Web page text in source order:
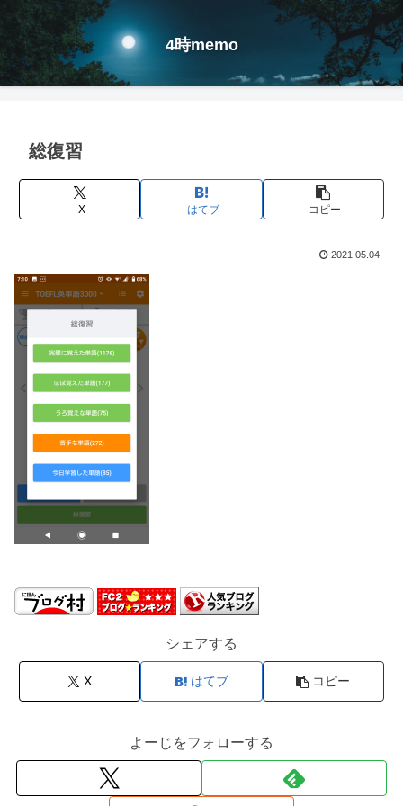
4時memo
総復習
X はてブ コピー
2021.05.04
シェアする
X はてブ コピー
よーじをフォローする